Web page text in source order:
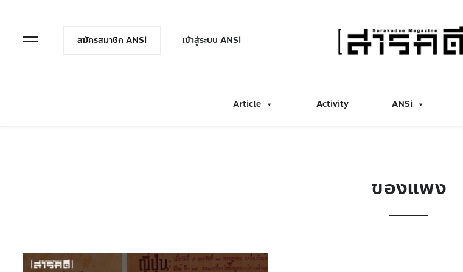
Open Menuสมัครสมาชิก ANSi เข้าสู่ระบบ ANSi
Article Activity ANSi
ของแพง